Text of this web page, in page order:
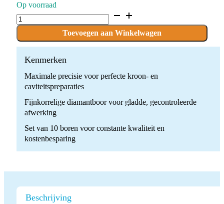
Op voorraad
D.880.014.F.FG
x
Boren
quantity
Toevoegen aan Winkelwagen
Kenmerken
Maximale precisie voor perfecte kroon- en
caviteitspreparaties
Fijnkorrelige diamantboor voor gladde, gecontroleerde
afwerking
Set van 10 boren voor constante kwaliteit en
kostenbesparing
Beschrijving